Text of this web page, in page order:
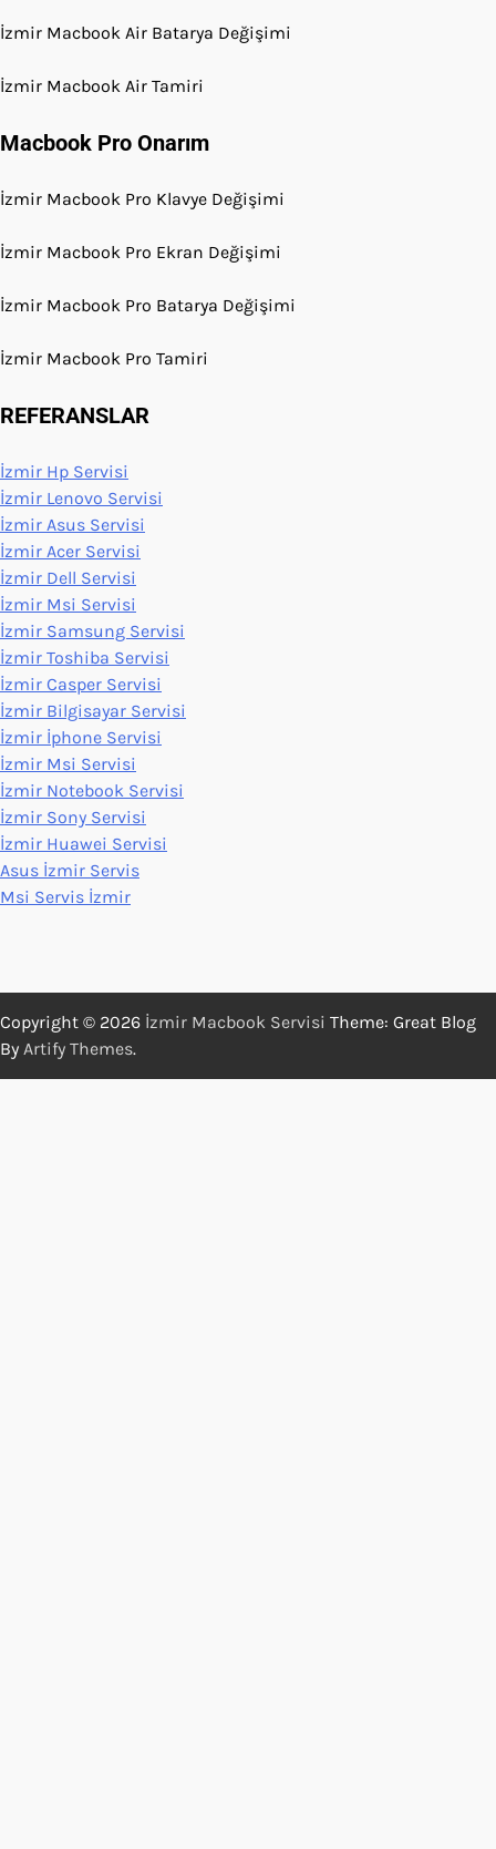
İzmir Macbook Air Batarya Değişimi
İzmir Macbook Air Tamiri
Macbook Pro Onarım
İzmir Macbook Pro Klavye Değişimi
İzmir Macbook Pro Ekran Değişimi
İzmir Macbook Pro Batarya Değişimi
İzmir Macbook Pro Tamiri
REFERANSLAR
İzmir Hp Servisi
İzmir Lenovo Servisi
İzmir Asus Servisi
İzmir Acer Servisi
İzmir Dell Servisi
İzmir Msi Servisi
İzmir Samsung Servisi
İzmir Toshiba Servisi
İzmir Casper Servisi
İzmir Bilgisayar Servisi
İzmir İphone Servisi
İzmir Msi Servisi
İzmir Notebook Servisi
İzmir Sony Servisi
İzmir Huawei Servisi
Asus İzmir Servis
Msi Servis İzmir
Copyright © 2026 İzmir Macbook Servisi Theme: Great Blog
By Artify Themes.